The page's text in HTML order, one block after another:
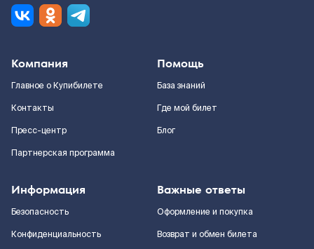
Компания
Главное о Купибилете
Контакты
Пресс-центр
Партнерская программа
Помощь
База знаний
Где мой билет
Блог
Информация
Безопасность
Конфиденциальность
Важные ответы
Оформление и покупка
Возврат и обмен билета